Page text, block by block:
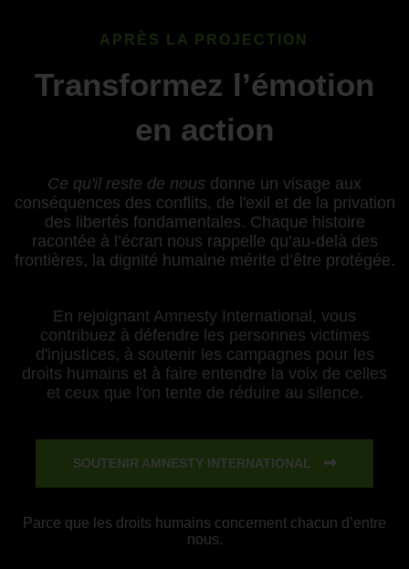
APRÈS LA PROJECTION
Transformez l’émotion
en action
Ce qu'il reste de nous donne un visage aux
conséquences des conflits, de l'exil et de la privation
des libertés fondamentales. Chaque histoire
racontée à l’écran nous rappelle qu’au-delà des
frontières, la dignité humaine mérite d’être protégée.
En rejoignant Amnesty International, vous
contribuez à défendre les personnes victimes
d'injustices, à soutenir les campagnes pour les
droits humains et à faire entendre la voix de celles
et ceux que l'on tente de réduire au silence.
SOUTENIR AMNESTY INTERNATIONAL
Parce que les droits humains concernent chacun d’entre
nous.